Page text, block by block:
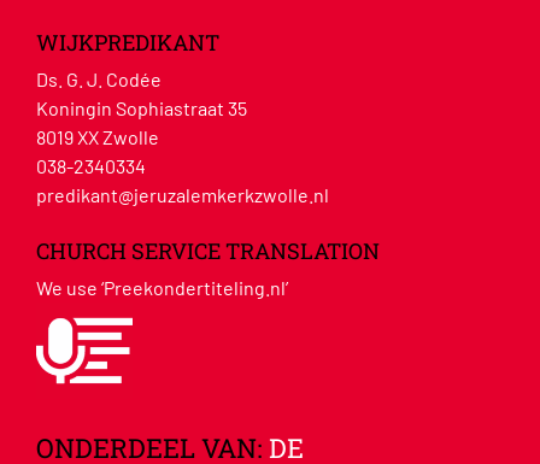
WIJKPREDIKANT
Ds. G. J. Codée
Koningin Sophiastraat 35
8019 XX Zwolle
038-2340334
predikant@jeruzalemkerkzwolle.nl
CHURCH SERVICE TRANSLATION
We use ‘Preekondertiteling.nl’
ONDERDEEL VAN: DE